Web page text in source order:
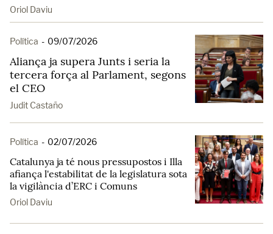
Oriol Daviu
Política - 09/07/2026
Aliança ja supera Junts i seria la
tercera força al Parlament, segons
el CEO
Judit Castaño
Política - 02/07/2026
Catalunya ja té nous pressupostos i Illa
afiança l'estabilitat de la legislatura sota
la vigilància d’ERC i Comuns
Oriol Daviu